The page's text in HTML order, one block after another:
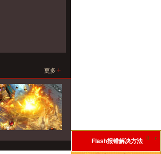
更多 +
0 r
Flash报错解决方法